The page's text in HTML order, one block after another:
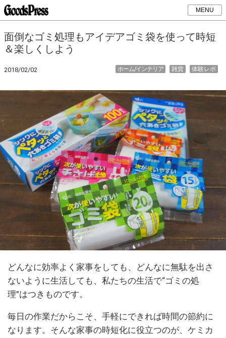
MENU
面倒なゴミ処理もアイデアゴミ袋を使って時短
＆楽しくしよう
2018/02/02 体験レポ
雑貨
ホーム/インテリア
どんなに効率よく家事をしても、どんなに無駄を出さ
ないように生活しても、私たちの生活で“ゴミの処
理”はつきものです。
毎日の作業だからこそ、手軽にできれば時間の節約に
なります。そんな家事の時短化に役立つのが、ケミカ